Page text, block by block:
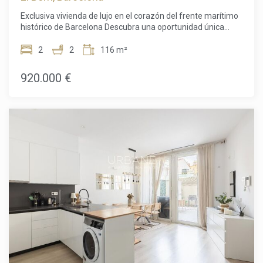
propiedad puede ofrecerle. El precio de venta no incluye
impuestos, gastos de notaría ni de registro, honorarios de
agencia ni gastos relacionados con la hipoteca (si
corresponde).
Exclusiva vivienda de lujo en el corazón del frente marítimo
histórico de Barcelona Descubra una oportunidad única
reformada en una de las ubicaciones más prestigiosas del
histórico barrio de La Ribera, en Ciutat Vella, este elegante
apartamento de 116 m² combina a la perfección el encanto
de Interés Local, el apartamento ha sido reformado con
materiales y acabados de alta calidad, conservando
cuidadosamente su carácter original. Sus techos originales
con detalles ornamentales aportan personalidad y
elegancia, armonizando con los acabados modernos de
toda la vivienda. Diseñado para disfrutar de un estilo de vida
exclusivo, el apartamento ofrece un amplio y luminoso
salón-comedor con cocina de concepto abierto, ideal tanto
para el día a día como para recibir invitados. La vivienda se
vende completamente amueblada, lista para entrar a vivir
desde el primer día. La distribución cuenta con dos amplios
dormitorios y dos elegantes baños, ofreciendo comodidad,
privacidad y funcionalidad. Sus balcones con vistas a la
2 2 116 m²
920.000 €